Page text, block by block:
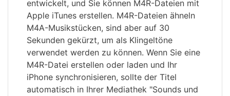
entwickelt, und Sie können M4R-Dateien mit
Apple iTunes erstellen. M4R-Dateien ähneln
M4A-Musikstücken, sind aber auf 30
Sekunden gekürzt, um als Klingeltöne
verwendet werden zu können. Wenn Sie eine
M4R-Datei erstellen oder laden und Ihr
iPhone synchronisieren, sollte der Titel
automatisch in Ihrer Mediathek "Sounds und